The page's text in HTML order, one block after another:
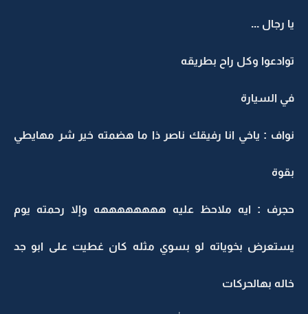
يا رجال ...
توادعوا وكل راح بطريقه
في السيارة
نواف : ياخي انا رفيقك ناصر ذا ما هضمته خير شر مهايطي
بقوة
حجرف : ايه ملاحظ عليه ههههههههه وإلا رحمته يوم
يستعرض بخوياته لو بسوي مثله كان غطيت على ابو جد
خاله بهالحركات